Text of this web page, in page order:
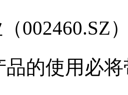
002460.SZ
品的使用必